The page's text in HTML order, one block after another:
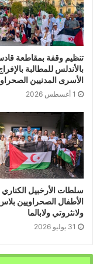
تنظيم وقفة بمقاطعة
بالأندلس للمطالبة
الأسرى المدنيين
1 أغسطس 2026
سلطات الأرخبيل
الأطفال الصحراويين
ولانثروتي ولابالما
31 يوليو 2026